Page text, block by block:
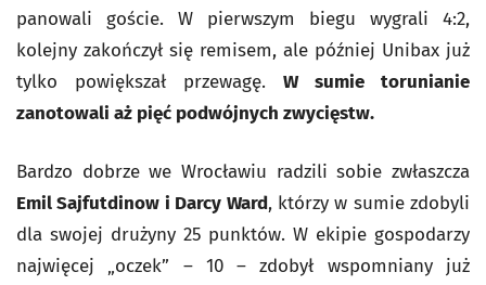
panowali goście. W pierwszym biegu wygrali 4:2,
kolejny zakończył się remisem, ale później Unibax już
tylko powiększał przewagę. W sumie torunianie
zanotowali aż pięć podwójnych zwycięstw.
Bardzo dobrze we Wrocławiu radzili sobie zwłaszcza
Emil Sajfutdinow i Darcy Ward, którzy w sumie zdobyli
dla swojej drużyny 25 punktów. W ekipie gospodarzy
najwięcej „oczek” – 10 – zdobył wspomniany już